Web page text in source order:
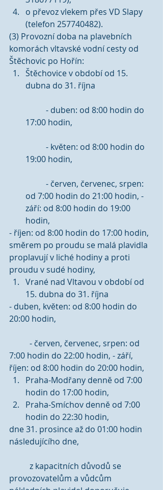
o převoz vlekem přes VD Slapy
(telefon 257740482).
(3) Provozní doba na plavebních
komorách vltavské vodní cesty od
Štěchovic po Hořín:
Štěchovice v období od 15.
dubna do 31. října
17:00 hodin,
19:00 hodin,
od 7:00 hodin do 21:00 hodin, -
září: od 8:00 hodin do 19:00
hodin,
- říjen: od 8:00 hodin do 17:00 hodin,
směrem po proudu se malá plavidla
proplavují v liché hodiny a proti
proudu v sudé hodiny,
Vrané nad Vltavou v období od
15. dubna do 31. října
- duben, květen: od 8:00 hodin do
20:00 hodin,
7:00 hodin do 22:00 hodin, - září,
říjen: od 8:00 hodin do 20:00 hodin,
Praha-Modřany denně od 7:00
hodin do 17:00 hodin,
Praha-Smíchov denně od 7:00
hodin do 22:30 hodin,
dne 31. prosince až do 01:00 hodin
následujícího dne,
provozovatelům a vůdcům